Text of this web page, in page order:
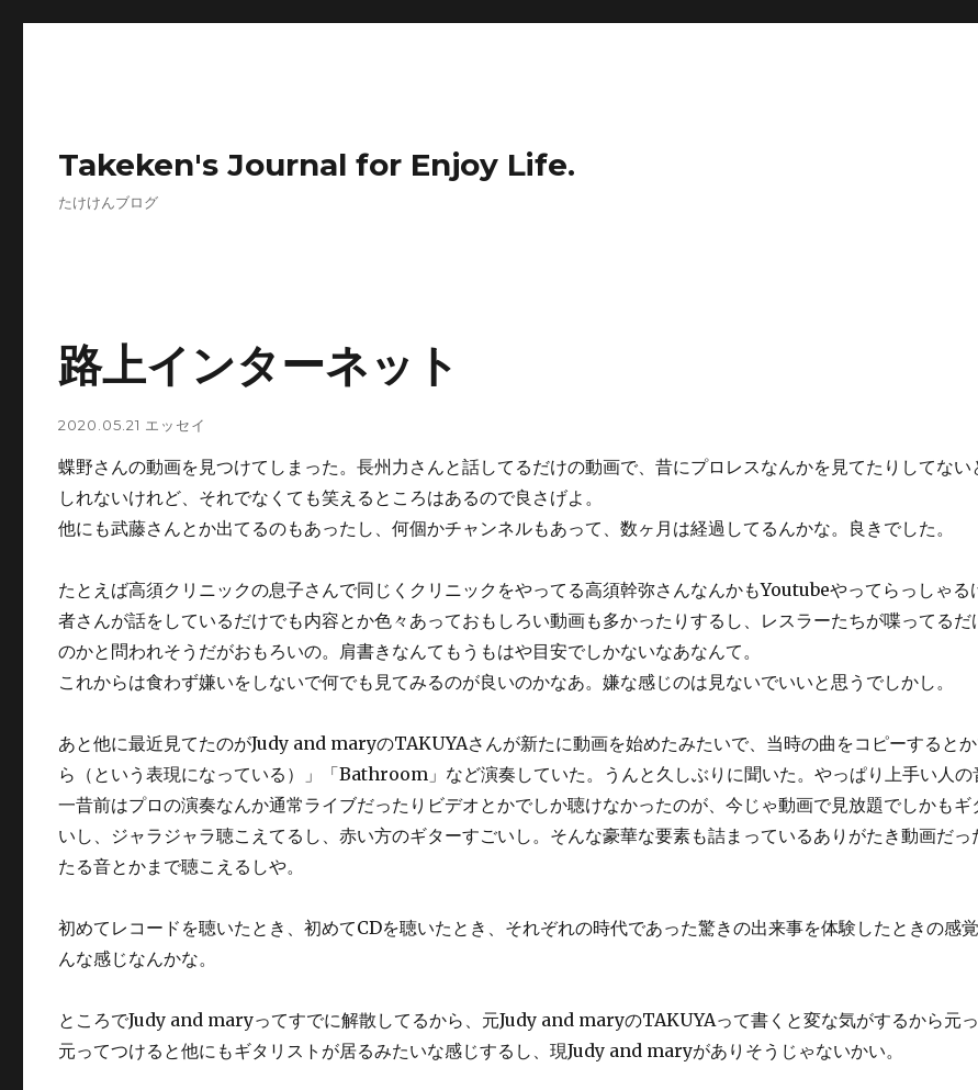
Takeken's Journal for Enjoy Life.
たけけんブログ
路上インターネット
2020.05.21 エッセイ
蝶野さんの動画を見つけてしまった。長州力さんと話してるだけの動画で、昔にプロレスなんかを見てたりしてない
しれないけれど、それでなくても笑えるところはあるので良さげよ。
他にも武藤さんとか出てるのもあったし、何個かチャンネルもあって、数ヶ月は経過してるんかな。良きでした。
たとえば高須クリニックの息子さんで同じくクリニックをやってる高須幹弥さんなんかもYoutubeやってらっしゃる
者さんが話をしているだけでも内容とか色々あっておもしろい動画も多かったりするし、レスラーたちが喋ってるだ
のかと問われそうだがおもろいの。肩書きなんてもうもはや目安でしかないなあなんて。
これからは食わず嫌いをしないで何でも見てみるのが良いのかなあ。嫌な感じのは見ないでいいと思うでしかし。
あと他に最近見てたのがJudy and maryのTAKUYAさんが新たに動画を始めたみたいで、当時の曲をコピーすると
ら（という表現になっている）」「Bathroom」など演奏していた。うんと久しぶりに聞いた。やっぱり上手い人の
一昔前はプロの演奏なんか通常ライブだったりビデオとかでしか聴けなかったのが、今じゃ動画で見放題でしかも
いし、ジャラジャラ聴こえてるし、赤い方のギターすごいし。そんな豪華な要素も詰まっているありがたき動画だっ
たる音とかまで聴こえるしや。
初めてレコードを聴いたとき、初めてCDを聴いたとき、それぞれの時代であった驚きの出来事を体験したときの感
んな感じなんかな。
ところでJudy and maryってすでに解散してるから、元Judy and maryのTAKUYAって書くと変な気がするから元っ
元ってつけると他にもギタリストが居るみたいな感じするし、現Judy and maryがありそうじゃないかい。